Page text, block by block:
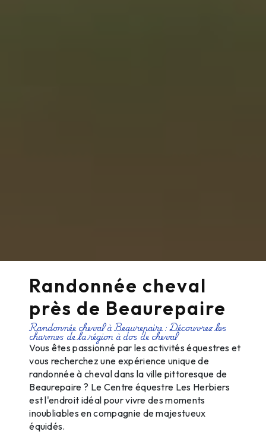
Randonnée cheval
près de Beaurepaire
Randonnée cheval à Beaurepaire : Découvrez les
charmes de la région à dos de cheval
Vous êtes passionné par les activités équestres et
vous recherchez une expérience unique de
randonnée à cheval dans la ville pittoresque de
Beaurepaire ? Le Centre équestre Les Herbiers
est l'endroit idéal pour vivre des moments
inoubliables en compagnie de majestueux
équidés.